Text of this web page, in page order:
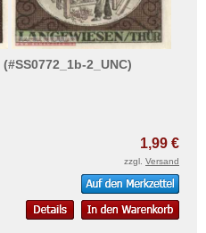
2_UNC)
1,99 €
zzgl. Versand